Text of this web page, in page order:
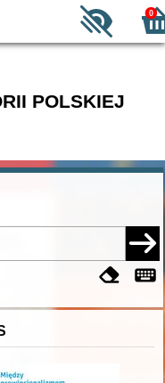
0
POLSKIEJ